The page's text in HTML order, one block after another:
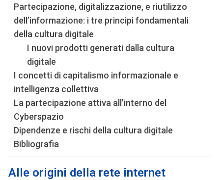
Partecipazione, digitalizzazione, e riutilizzo
dell’informazione: i tre principi fondamentali
della cultura digitale
I nuovi prodotti generati dalla cultura
digitale
I concetti di capitalismo informazionale e
intelligenza collettiva
La partecipazione attiva all’interno del
Cyberspazio
Dipendenze e rischi della cultura digitale
Bibliografia
Alle origini della rete internet